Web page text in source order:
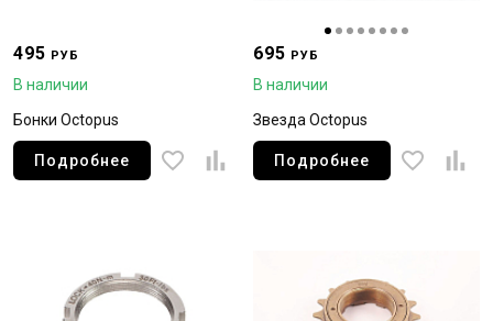
495 РУБ
В наличии
Бонки Octopus
Подробнее
695 РУБ
В наличии
Звезда Octopus
Подробнее